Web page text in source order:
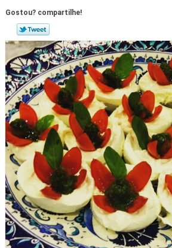
Gostou? compartilhe!